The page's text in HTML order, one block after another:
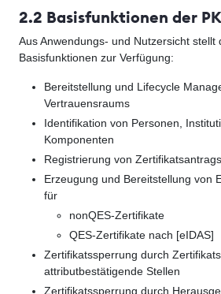
2.2 Basisfunktionen der
Aus Anwendungs- und Nutzersicht stellt
Basisfunktionen zur Verfügung:
Bereitstellung und Lifecycle
Vertrauensraums
Identifikation von Personen,
Komponenten
Registrierung von
Erzeugung und Bereitstellung von
für
nonQES-Zertifikate
QES-Zertifikate nach [eIDAS]
Zertifikatssperrung durch
attributbestätigende Stellen
Zertifikatssperrung durch